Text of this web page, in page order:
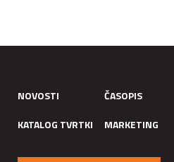
NOVOSTI ČASOPIS
KATALOG TVRTKI
MARKETING